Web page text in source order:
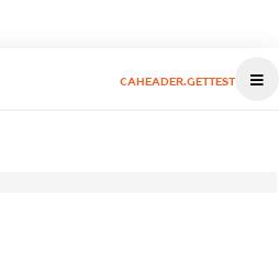
CAHEADER.GETTEST